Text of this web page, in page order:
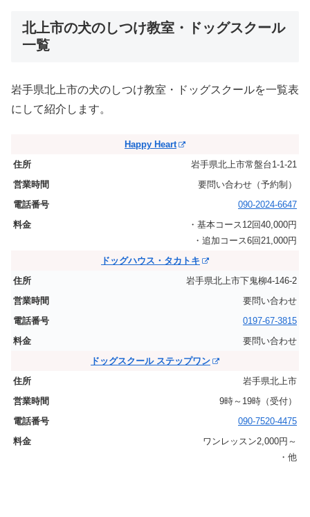
北上市の犬のしつけ教室・ドッグスクール
一覧
岩手県北上市の犬のしつけ教室・ドッグスクールを一覧表
にして紹介します。
Happy Heart
岩手県北上市常盤台1-1-21
要問い合わせ（予約制）
090-2024-6647
・基本コース12回40,000円
・追加コース6回21,000円
ドッグハウス・タカトキ
岩手県北上市下鬼柳4-146-2
要問い合わせ
0197-67-3815
要問い合わせ
ドッグスクール ステップワン
岩手県北上市
9時～19時（受付）
090-7520-4475
ワンレッスン2,000円～
・他